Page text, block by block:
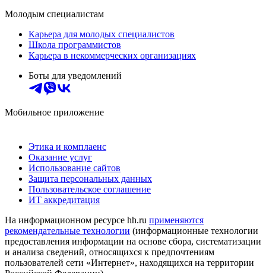
Молодым специалистам
Карьера для молодых специалистов
Школа программистов
Карьера в некоммерческих организациях
Боты для уведомлений
Мобильное приложение
Этика и комплаенс
Оказание услуг
Использование сайтов
Защита персональных данных
Пользовательское соглашение
ИТ аккредитация
На информационном ресурсе hh.ru применяются
рекомендательные технологии (информационные технологии
предоставления информации на основе сбора, систематизации
и анализа сведений, относящихся к предпочтениям
пользователей сети «Интернет», находящихся на территории